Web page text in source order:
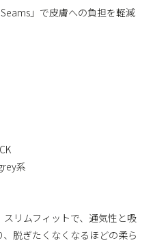
」で皮膚への負担を軽減
系
リムフィットで、通気性と吸
脱ぎたくなくなるほどの柔ら